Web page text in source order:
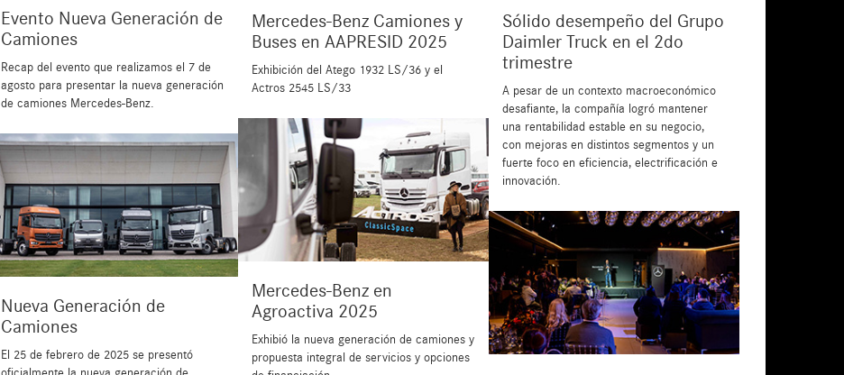
Evento Nueva Generación de
Camiones
Recap del evento que realizamos el 7 de
agosto para presentar la nueva generación
de camiones Mercedes-Benz.
Mercedes-Benz Camiones y
Buses en AAPRESID 2025
Exhibición del Atego 1932 LS/36 y el
Actros 2545 LS/33
Sólido desempeño del Grupo
Daimler Truck en el 2do
trimestre
A pesar de un contexto macroeconómico
desafiante, la compañía logró mantener
una rentabilidad estable en su negocio,
con mejoras en distintos segmentos y un
fuerte foco en eficiencia, electrificación e
innovación.
Mercedes-Benz en
Agroactiva 2025
Exhibió la nueva generación de camiones y
propuesta integral de servicios y opciones
Nueva Generación de
Camiones
El 25 de febrero de 2025 se presentó